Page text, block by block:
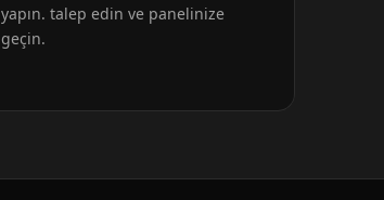
yapın. talep edin ve panelinize
geçin.